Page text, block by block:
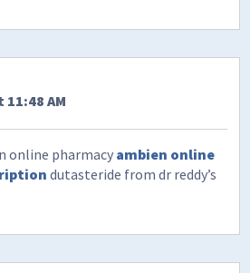
AM
online pharmacy ambien online
dutasteride from dr reddy’s